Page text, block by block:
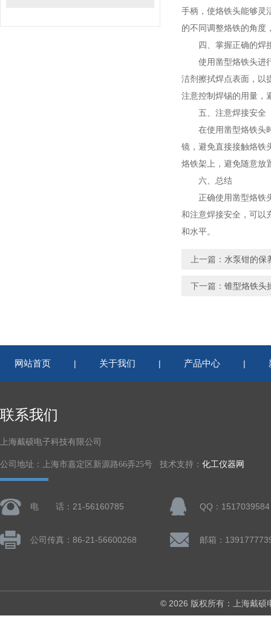
手柄，使烙铁头能够灵
的不同调整烙铁的角度
四、掌握正确的焊
使用凿型烙铁头进行
洁剂擦拭焊点表面，以
注意控制焊锡的用量，
五、注意焊接安全
在使用凿型烙铁头时
镜，避免直接接触烙铁
烙铁架上，避免随意放
六、总结
正确使用凿型烙铁头
和注意焊接安全，可以
和水平。
上一篇： 水泵钳的保
下一篇： 锥型烙铁头
网站首页 | 关于我们 | 产品中心 |
联系我们
上海戴硕电子科技有限公司
公司地址：上海市嘉定区新源路66弄25号 技术支持： 化工仪器网
电 话：21-56160785 QQ：1517039584
公司传真：86-21-56600268
© 2026 版权所有：上海戴